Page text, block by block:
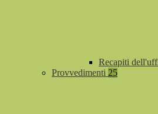
Recapiti
Provvedimenti 25